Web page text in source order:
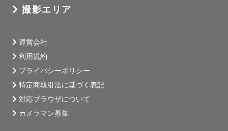
第1回パブリマフォトコンテスト
_______撮影可能範囲_______
東京都、神奈川県を
ベースに撮影をしております。
上記以外の地域でも撮影可能ですので
撮影エリア
運営会社
利用規約
プライバシーポリシー
特定商取引法に基づく表記
対応ブラウザについて
カメラマン募集